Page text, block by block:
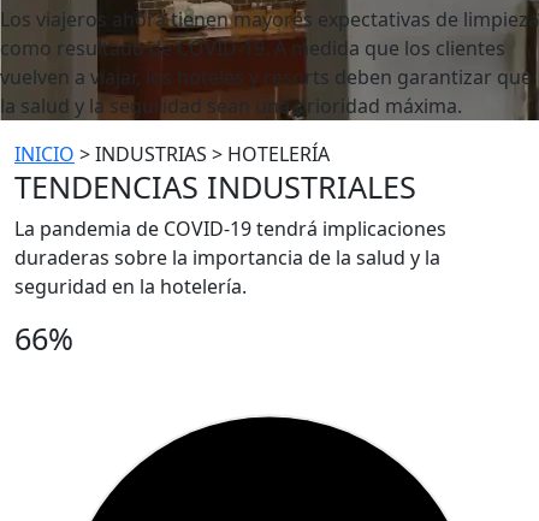
Los viajeros ahora tienen mayores expectativas de limpieza
como resultado de COVID-19. A medida que los clientes
vuelven a viajar, los hoteles y resorts deben garantizar que
la salud y la seguridad sean una prioridad máxima.
INICIO > INDUSTRIAS > HOTELERÍA
TENDENCIAS INDUSTRIALES
La pandemia de COVID-19 tendrá implicaciones
duraderas sobre la importancia de la salud y la
seguridad en la hotelería.
66%